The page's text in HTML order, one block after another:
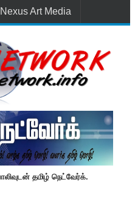
Nexus Art Media
தமிழ் நெட்வேர்க்.